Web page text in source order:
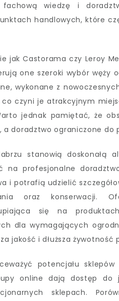
fachową wiedzę i
handlowych, które
jak Castorama czy Leroy
one szeroki wybór węży
wykonane z
czyni je atrakcyjnym
jednak pamiętać, że
a doradztwo ograniczone
stanowią doskonałą
na profesjonalne
i potrafią udzielić
oraz konserwacji.
się na
dla wymagających
jakość i dłuższa żywotność
potencjału
online dają dostęp do
sklepach.